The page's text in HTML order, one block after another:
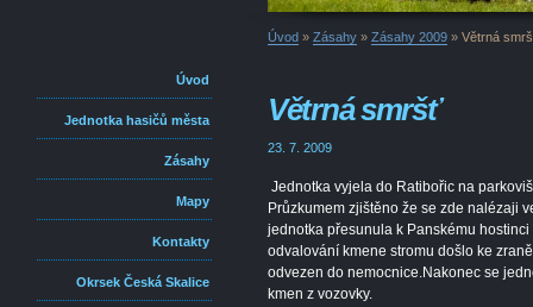
Úvod
Jednotka hasičů města
Zásahy
Mapy
Kontakty
Okrsek Česká Skalice
Úvod » Zásahy » Zásahy 2009 » Větrná
Větrná smršť
23. 7. 2009
Jednotka vyjela do Ratibořic na
Průzkumem zjištěno že se zde nalézaji
jednotka přesunula k Panskému
odvalování kmene stromu došlo ke
odvezen do nemocnice.Nakonec se
kmen z vozovky.